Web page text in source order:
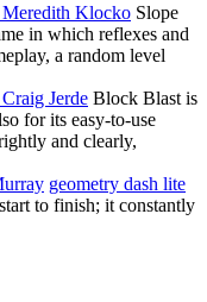
Meredith Klocko Slope
in which reflexes and
a random level
Jerde Block Blast is
for its easy-to-use
and clearly,
geometry dash lite
to finish; it constantly